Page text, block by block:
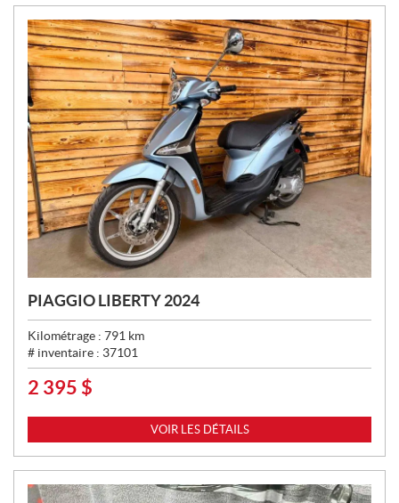
:
PIAGGIO LIBERTY 2024
Kilométrage : 791 km
# inventaire : 37101
P
X
:
2 395 $
VOIR LES DÉTAILS